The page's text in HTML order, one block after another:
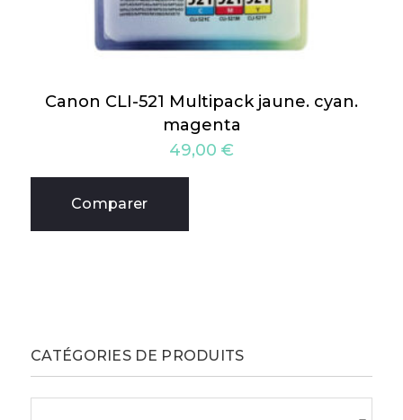
Canon CLI-521 Multipack jaune. cyan.
magenta
49,00 €
Comparer
CATÉGORIES DE PRODUITS